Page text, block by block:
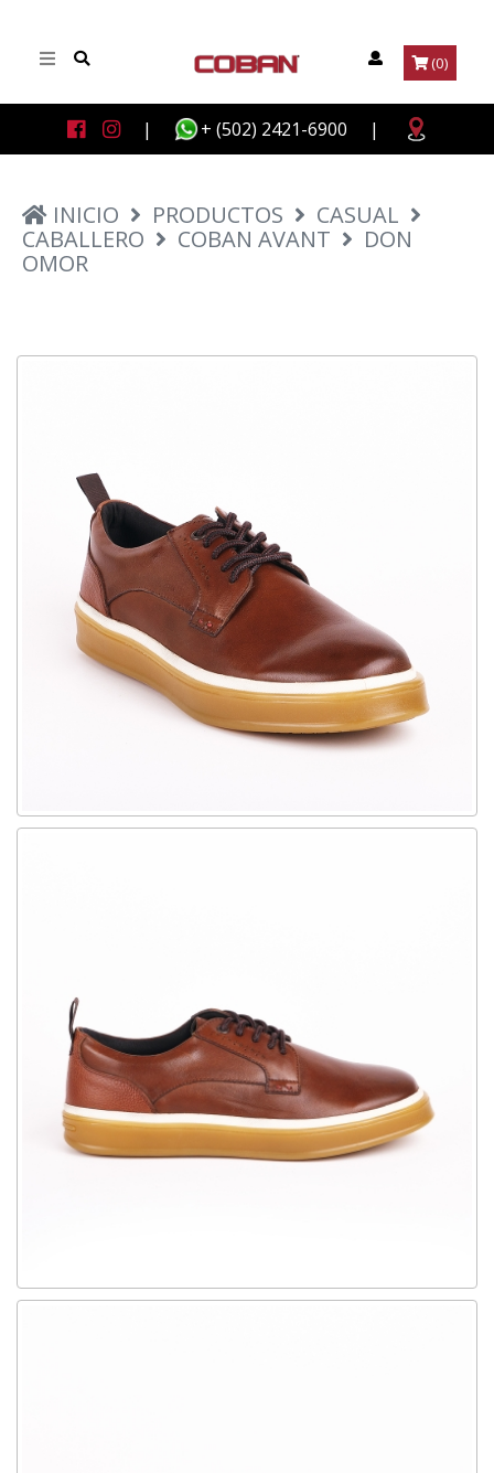
(0)
| + (502) 2421-6900 |
INICIO PRODUCTOS
CASUAL
CABALLERO
COBAN AVANT
DON
OMOR